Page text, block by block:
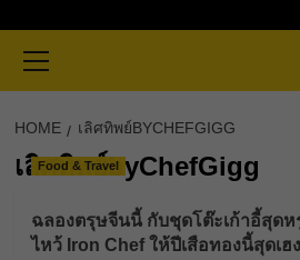
Menu
HOME เลิศทิพย์BYCHEFGIGG
เลิศทิพย์byChefGigg
Food & Travel
ฉลองตรุษจีนนี้ กับชุดโต๊ะเก้าอี้สุด
ไหว้ Iron Chef ให้ปีเสือทองนี้สุดเฮ